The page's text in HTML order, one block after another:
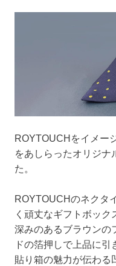
ROYTOUCHをイメー
をあしらったオリジナ
た。
ROYTOUCHのネクタ
く頑丈なギフトボック
深みのあるブラウンの
ドの箔押しで上品に引
貼り箱の魅力が伝わる